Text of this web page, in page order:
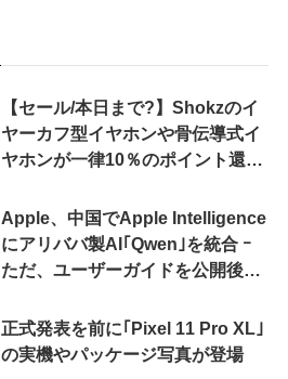
【セール/本日まで?】Shokzのイ
ヤーカフ型イヤホンや骨伝導式イ
ヤホンが一律10％のポイント還元
Apple、中国でApple Intelligence
にアリババ製AI｢Qwen｣を統合 ｰ
ただ、ユーザーガイドを公開後に
正式発表を前に｢Pixel 11 Pro XL｣
の実機やパッケージ写真が登場